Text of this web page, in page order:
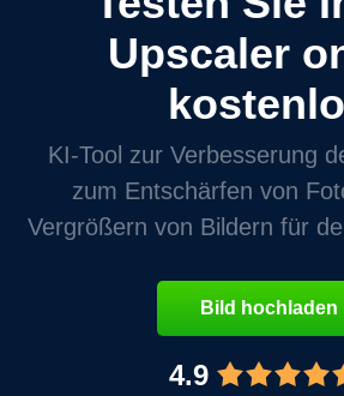
Upscaler
KI-Tool zur Verbesserung
zum Entschärfen von
Vergrößern von Bildern für
Bild hochladen
4.9